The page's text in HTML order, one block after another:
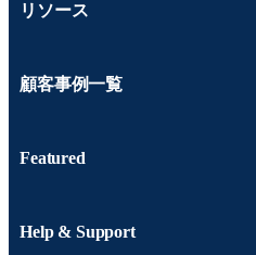
リソース
顧客事例一覧
Featured
Help & Support